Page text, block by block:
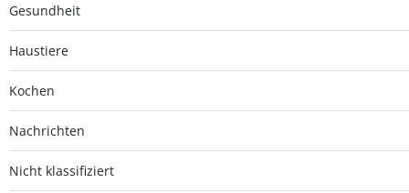
Gesundheit
Haustiere
Kochen
Nachrichten
Nicht klassifiziert